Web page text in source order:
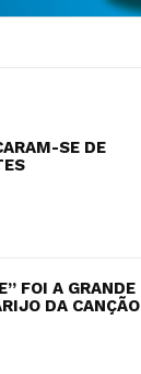
SE DE
FOI A GRANDE
DA CANÇÃO